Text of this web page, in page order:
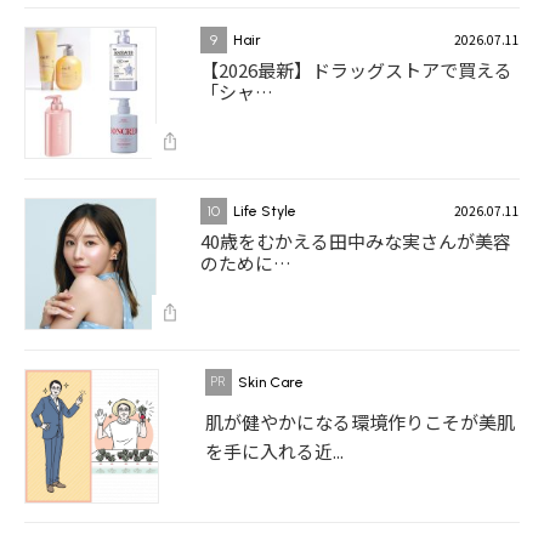
9 Hair 2026.07.11
【2026最新】ドラッグストアで買える
「シャ…
10 Life Style 2026.07.11
40歳をむかえる田中みな実さんが美容
のために…
Skin Care
肌が健やかになる環境作りこそが美肌
を手に入れる近...